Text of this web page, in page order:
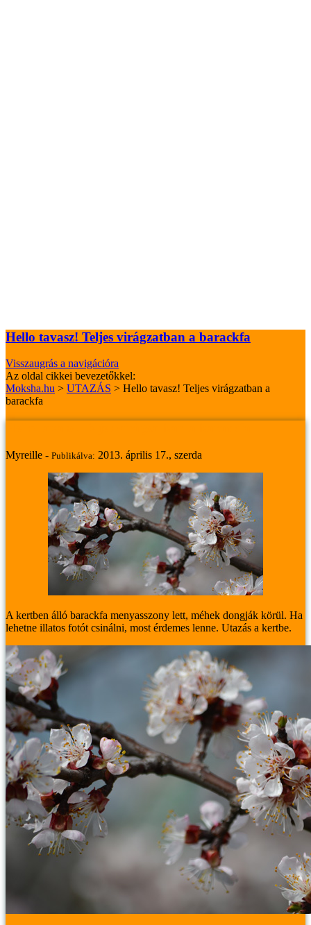
Hello tavasz! Teljes virágzatban a barackfa
Visszaugrás a navigációra
Az oldal cikkei bevezetőkkel:
Moksha.hu > UTAZÁS > Hello tavasz! Teljes virágzatban a
barackfa
Myreille - Publikálva: 2013. április 17., szerda
A kertben álló barackfa menyasszony lett, méhek dongják körül. Ha
lehetne illatos fotót csinálni, most érdemes lenne. Utazás a kertbe.